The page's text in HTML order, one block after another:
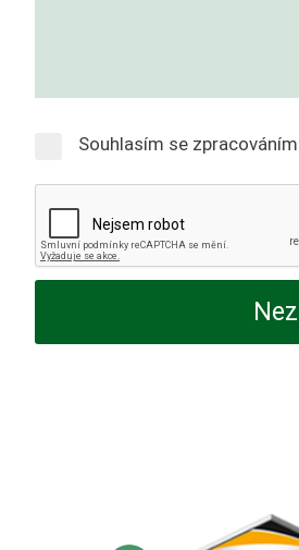
Souhlasím se zpracováním